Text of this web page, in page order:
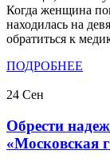
Когда женщина
находилась на
обратиться к
ПОДРОБНЕЕ
24 Сен
Обрести
«Московская